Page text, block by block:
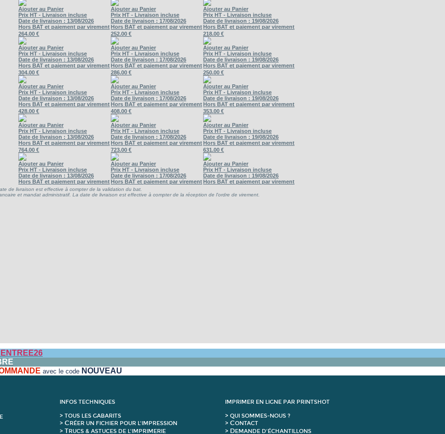
Ajouter au Panier
Prix HT - Livraison incluse
Date de livraison : 13/08/2026
Hors BAT et paiement par virement
Ajouter au Panier
Prix HT - Livraison incluse
Date de livraison : 17/08/2026
Hors BAT et paiement par virement
Ajouter au Panier
Prix HT - Livraison incluse
Date de livraison : 19/08/2026
Hors BAT et paiement par virement
264.00 €
Ajouter au Panier
Prix HT - Livraison incluse
Date de livraison : 13/08/2026
Hors BAT et paiement par virement
252.00 €
Ajouter au Panier
Prix HT - Livraison incluse
Date de livraison : 17/08/2026
Hors BAT et paiement par virement
218.00 €
Ajouter au Panier
Prix HT - Livraison incluse
Date de livraison : 19/08/2026
Hors BAT et paiement par virement
304.00 €
Ajouter au Panier
Prix HT - Livraison incluse
Date de livraison : 13/08/2026
Hors BAT et paiement par virement
286.00 €
Ajouter au Panier
Prix HT - Livraison incluse
Date de livraison : 17/08/2026
Hors BAT et paiement par virement
250.00 €
Ajouter au Panier
Prix HT - Livraison incluse
Date de livraison : 19/08/2026
Hors BAT et paiement par virement
428.00 €
Ajouter au Panier
Prix HT - Livraison incluse
Date de livraison : 13/08/2026
Hors BAT et paiement par virement
408.00 €
Ajouter au Panier
Prix HT - Livraison incluse
Date de livraison : 17/08/2026
Hors BAT et paiement par virement
353.00 €
Ajouter au Panier
Prix HT - Livraison incluse
Date de livraison : 19/08/2026
Hors BAT et paiement par virement
764.00 €
Ajouter au Panier
Prix HT - Livraison incluse
Date de livraison : 13/08/2026
Hors BAT et paiement par virement
723.00 €
Ajouter au Panier
Prix HT - Livraison incluse
Date de livraison : 17/08/2026
Hors BAT et paiement par virement
631.00 €
Ajouter au Panier
Prix HT - Livraison incluse
Date de livraison : 19/08/2026
Hors BAT et paiement par virement
de livraison est effective à compter de la validation du bat.
et mandat administratif. La date de livraison est effective à compter de la réception de l'ordre de virement.
avec le code NOUVEAU
INFOS TECHNIQUES IMPRIMER EN LIGNE PAR PRINTSHOT
> TOUS LES GABARITS
> CRÉER UN FICHIER POUR L'IMPRESSION
> TRUCS & ASTUCES DE L'IMPRIMERIE
> QUI SOMMES-NOUS ?
> CONTACT
> DEMANDE D'ÉCHANTILLONS